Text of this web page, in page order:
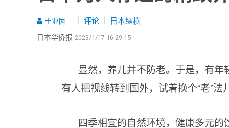
王亚囡 评论 日本纵横
日本华侨报 2023/1/17 16:29:15
显然，养儿并不防老。于是，有年
有人把视线转到国外，试着换个“老”法
四季相宜的自然环境，健康多元